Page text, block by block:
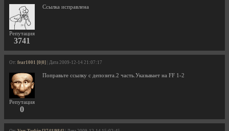
Репутация
3741
Ссылка исправлена
От: fear1001 [0|0] | Дата 2009-12-14 21:07:17
Репутация
0
Поправьте ссылку с депозита.2 часть.Указывает на FF 1-2